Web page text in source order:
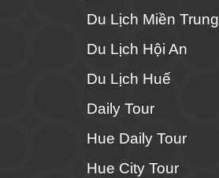
Du Lịch Miền Trung
Du Lịch Hội An
Du Lịch Huế
Daily Tour
Hue Daily Tour
Hue City Tour